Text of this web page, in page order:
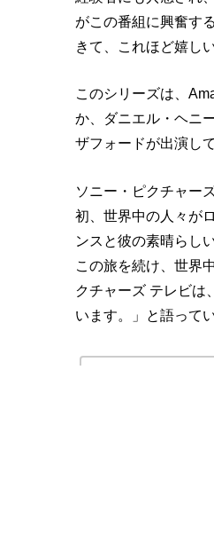
がこの番組に興奮す
きて、これほど嬉し
このシリーズは、
か、ダニエル・ヘニ
ザフォードが出演し
ソニー・ピクチャー
初、世界中の人々が
ンスと彼の素晴らし
この旅を続け、世界
クチャーズ テレビは
います。」と語ってい